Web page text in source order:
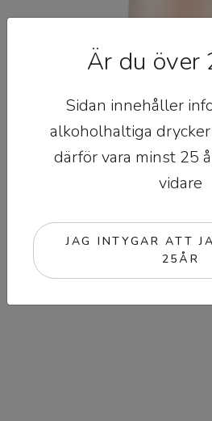
Är du över
Sidan innehåller
alkoholhaltiga
därför vara minst 25
vidare
JAG INTYGAR ATT
25ÅR